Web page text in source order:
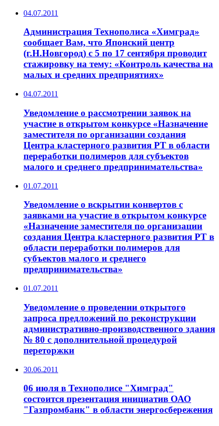
04.07.2011
Администрация Технополиса «Химград»
сообщает Вам, что Японский центр
(г.Н.Новгород) с 5 по 17 сентября проводит
стажировку на тему: «Контроль качества на
малых и средних предприятиях»
04.07.2011
Уведомление о рассмотрении заявок на
участие в открытом конкурсе «Назначение
заместителя по организации создания
Центра кластерного развития РТ в области
переработки полимеров для субъектов
малого и среднего предпринимательства»
01.07.2011
Уведомление о вскрытии конвертов с
заявками на участие в открытом конкурсе
«Назначение заместителя по организации
создания Центра кластерного развития РТ в
области переработки полимеров для
субъектов малого и среднего
предпринимательства»
01.07.2011
Уведомление о проведении открытого
запроса предложений по реконструкции
административно-производственного здания
№ 80 с дополнительной процедурой
переторжки
30.06.2011
06 июля в Технополисе "Химград"
состоится презентация инициатив ОАО
"Газпромбанк" в области энергосбережения